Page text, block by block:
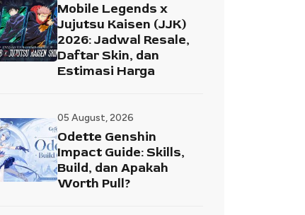
Mobile Legends x
Jujutsu Kaisen (JJK)
2026: Jadwal Resale,
Daftar Skin, dan
Estimasi Harga
05 August, 2026
Odette Genshin
Impact Guide: Skills,
Build, dan Apakah
Worth Pull?